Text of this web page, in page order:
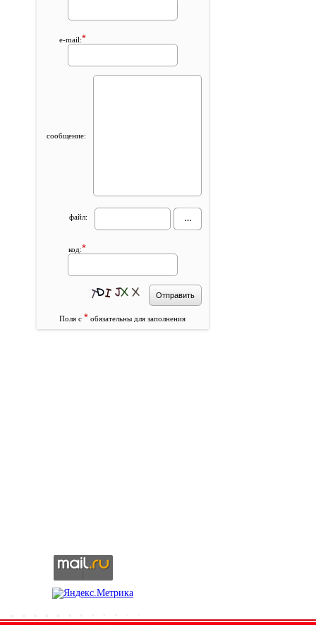
e-mail:*
сообщение:
файл:
код:*
Поля с * обязательны для заполнения